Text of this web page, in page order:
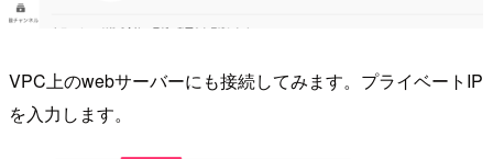
VPC上のwebサーバーにも接続してみます。プライベートIP
を入力します。